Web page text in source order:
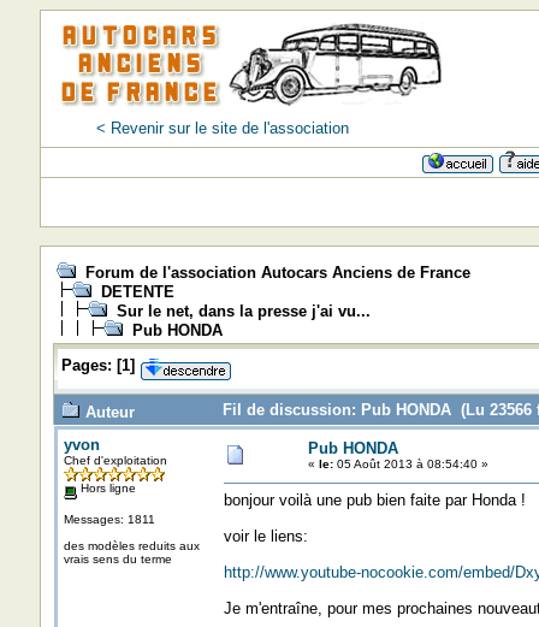
< Revenir sur le site de l'association
Forum de l'association Autocars Anciens de France
DETENTE
Sur le net, dans la presse j'ai vu...
Pub HONDA
Pages: [1]
Auteur
Fil de discussion: Pub HONDA (Lu 23566
yvon
Chef d'exploitation
Hors ligne
Messages: 1811
des modèles reduits aux
vrais sens du terme
Pub HONDA
« le:05 Août 2013 à 08:54:40 »
bonjour voilà une pub bien faite par Honda !
voir le liens:
http://www.youtube-nocookie.com/embed/
Je m'entraîne, pour mes prochaines